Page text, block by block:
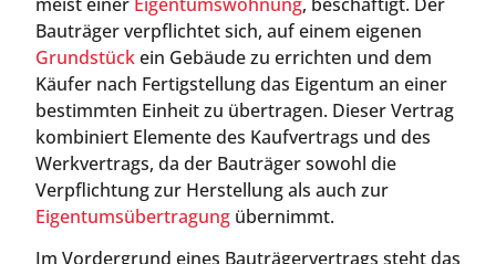
Bauträger verpflichtet sich, auf einem eigenen
Grundstückein Gebäude zu errichten und dem
Käufer nach Fertigstellung das Eigentum an einer
bestimmten Einheit zu übertragen. Dieser Vertrag
kombiniert Elemente des Kaufvertrags und des
Werkvertrags, da der Bauträger sowohl die
Verpflichtung zur Herstellung als auch zur
Eigentumsübertragung übernimmt.
Im Vordergrund eines Bauträgervertrags steht das